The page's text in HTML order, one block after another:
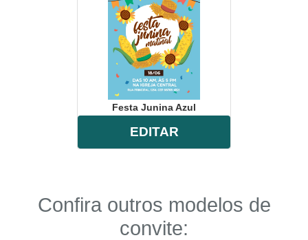
Festa Junina Azul
EDITAR
Confira outros modelos de
convite: